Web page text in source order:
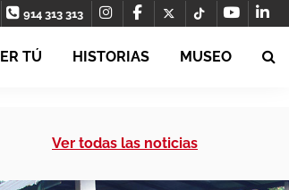
914 313 313
TÚ HISTORIAS MUSEO
Ver todas las noticias